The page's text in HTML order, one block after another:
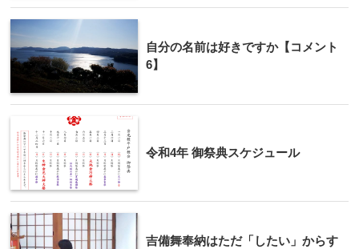
自分の名前は好きですか【コメント
6】
令和4年 御祭典スケジュール
吉備舞奉納はただ「したい」からす